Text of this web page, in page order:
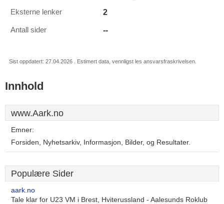
Eksterne lenker 2
Antall sider --
Sist oppdatert: 27.04.2026 . Estimert data, vennligst les ansvarsfraskrivelsen.
Innhold
www.Aark.no
Emner:
Forsiden, Nyhetsarkiv, Informasjon, Bilder, og Resultater.
Populære Sider
aark.no
Tale klar for U23 VM i Brest, Hviterussland - Aalesunds Roklub